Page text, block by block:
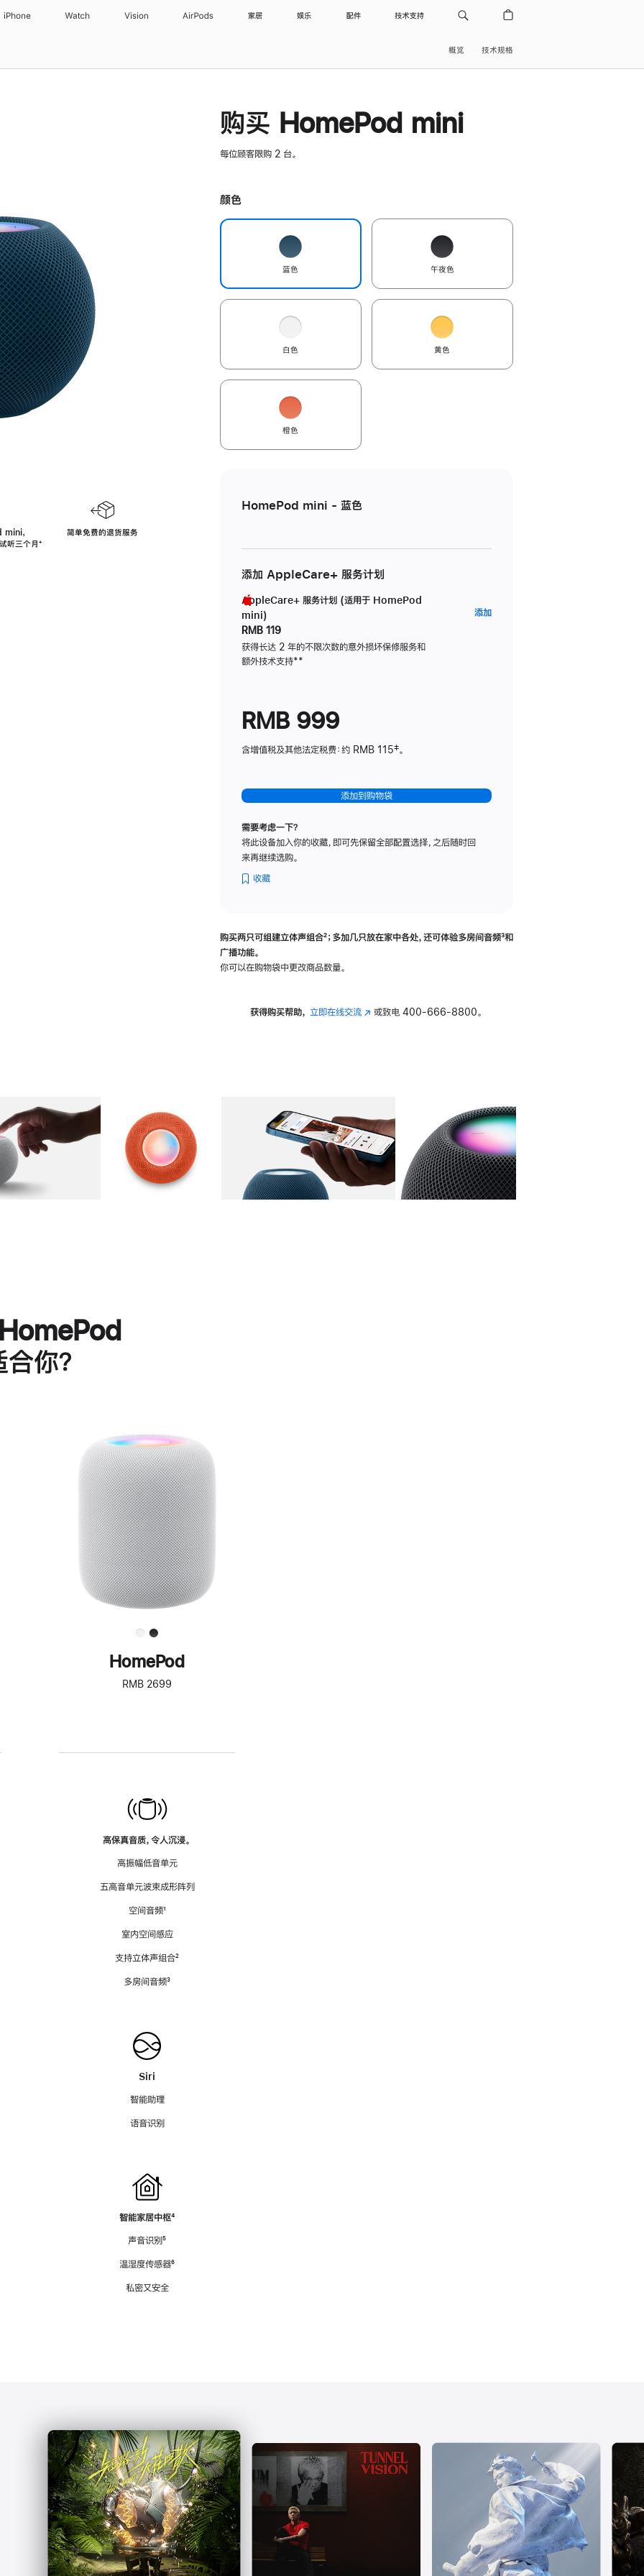
iPhone Watch Vision AirPods 家居 娱乐 配件 技术支持
概览 技术规格
，
听三个月脚
⁺
简单免费的退货服务
购买 HomePod mini
每位顾客限购 2 台。
颜色
蓝色 午夜色
白色 黄色
橙色
HomePod mini - 蓝色
添加 AppleCare+ 服务计划
AppleCare+ 服务计划 (适用于 HomePod
mini)
RMB 119
获得长达 2 年的不限次数的意外损坏保修服务和
额外技术支持脚
**
添加AppleCare+
RMB 999
含增值税及其他法定税费：约 RMB 115‡。
添加到购物袋
需要考虑一下？
将此设备加入你的收藏，即可先保留全部配置选择，之后随时回
来再继续选购。
收藏
购买两只可组建立体声组合脚
²；多加几只放在家中各处，还可体验多‍房‍间音频脚
³和
广播功能。
你可以在购物袋中更改商品数量。
获得购买帮助， 立即在线交流(在 或致电 400-666-8800。
图库 图像 图库 图像 图库 图像 4 图库 图像 5
你？
进
一
步
了
解
HomePod<
HomePod
RMB 2699
高保真音质，令人沉浸。
高振幅低音单元
五高音单元波束成形阵列
空间音频脚
¹
室内空间感应
支持立体声组合脚
²
多房间音频脚
³
Siri
智能助理
语音识别
智能家居中枢脚
⁴
声音识别脚
⁵
温湿度传感器脚
⁶
私密又安全